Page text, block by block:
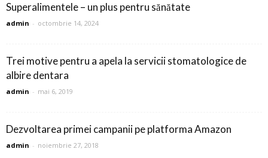
Superalimentele – un plus pentru sănătate
admin - octombrie 14, 2024
Trei motive pentru a apela la servicii stomatologice de
albire dentara
admin - mai 6, 2019
Dezvoltarea primei campanii pe platforma Amazon
admin - noiembrie 27, 2018